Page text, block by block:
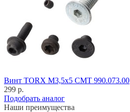
Винт TORX M3,5x5 CMT 990.073.00
299 р.
Подобрать аналог
Наши преимущества